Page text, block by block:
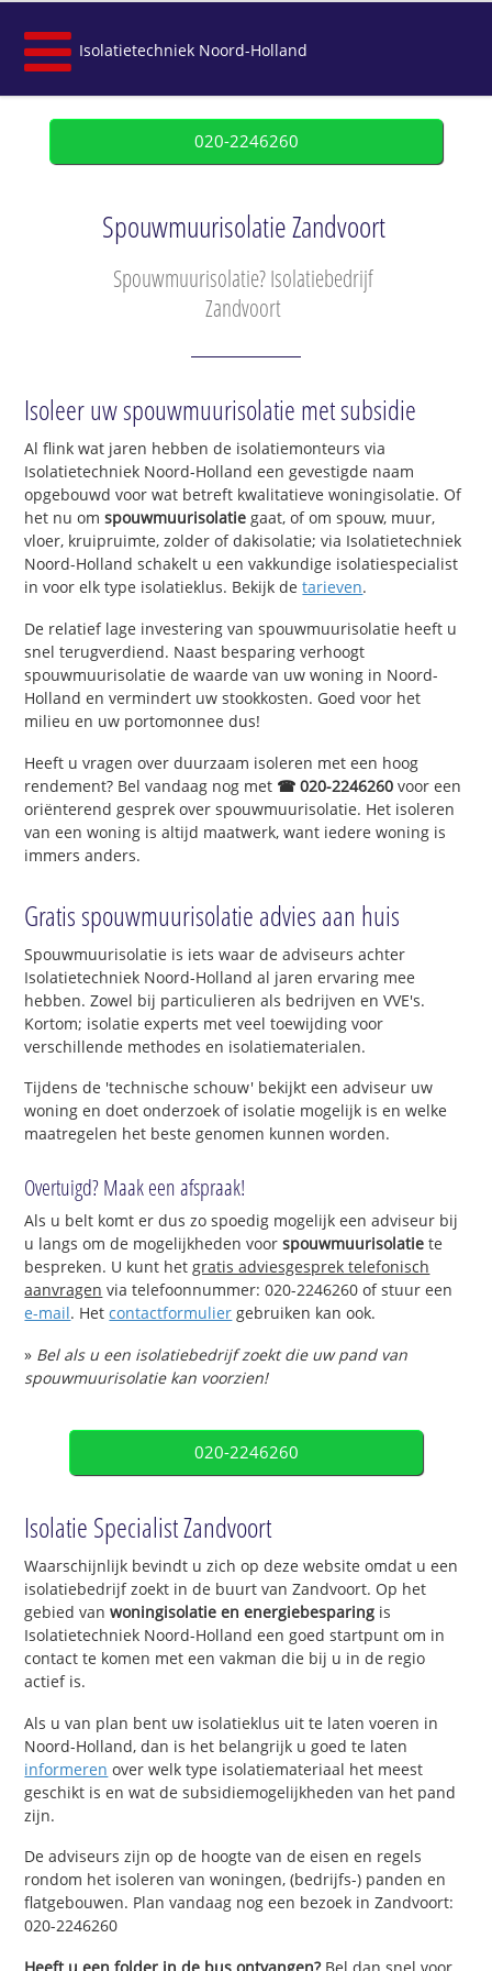
Isolatietechniek Noord-Holland
020-2246260
Spouwmuurisolatie Zandvoort
Spouwmuurisolatie? Isolatiebedrijf
Zandvoort
Isoleer uw spouwmuurisolatie met subsidie
Al flink wat jaren hebben de isolatiemonteurs via
Isolatietechniek Noord-Holland een gevestigde naam
opgebouwd voor wat betreft kwalitatieve woningisolatie. Of
het nu omspouwmuurisolatie gaat, of om spouw, muur,
vloer, kruipruimte, zolder of dakisolatie; via Isolatietechniek
Noord-Holland schakelt u een vakkundige isolatiespecialist
in voor elk type isolatieklus. Bekijk detarieven.
De relatief lage investering van spouwmuurisolatie heeft u
snel terugverdiend. Naast besparing verhoogt
spouwmuurisolatie de waarde van uw woning in Noord-
Holland en vermindert uw stookkosten. Goed voor het
milieu en uw portomonnee dus!
Heeft u vragen over duurzaam isoleren met een hoog
rendement? Bel vandaag nog met ☎ 020-2246260 voor een
oriënterend gesprek over spouwmuurisolatie. Het isoleren
van een woning is altijd maatwerk, want iedere woning is
immers anders.
Gratis spouwmuurisolatie advies aan huis
Spouwmuurisolatie is iets waar de adviseurs achter
Isolatietechniek Noord-Holland al jaren ervaring mee
hebben. Zowel bij particulieren als bedrijven en VVE's.
Kortom; isolatie experts met veel toewijding voor
verschillende methodes en isolatiematerialen.
Tijdens de 'technische schouw' bekijkt een adviseur uw
woning en doet onderzoek of isolatie mogelijk is en welke
maatregelen het beste genomen kunnen worden.
Overtuigd? Maak een afspraak!
Als u belt komt er dus zo spoedig mogelijk een adviseur bij
u langs om de mogelijkheden voorspouwmuurisolatie te
bespreken. U kunt hetgratis adviesgesprek telefonisch
aanvragen via telefoonnummer: 020-2246260 of stuur een
e-mail. Hetcontactformulier gebruiken kan ook.
» Bel als u een isolatiebedrijf zoekt die uw pand van
spouwmuurisolatie kan voorzien!
020-2246260
Isolatie Specialist Zandvoort
Waarschijnlijk bevindt u zich op deze website omdat u een
isolatiebedrijf zoekt in de buurt van Zandvoort. Op het
gebied vanwoningisolatie en energiebesparing is
Isolatietechniek Noord-Holland een goed startpunt om in
contact te komen met een vakman die bij u in de regio
actief is.
Als u van plan bent uw isolatieklus uit te laten voeren in
Noord-Holland, dan is het belangrijk u goed te laten
informeren over welk type isolatiemateriaal het meest
geschikt is en wat de subsidiemogelijkheden van het pand
zijn.
De adviseurs zijn op de hoogte van de eisen en regels
rondom het isoleren van woningen, (bedrijfs-) panden en
flatgebouwen. Plan vandaag nog een bezoek in Zandvoort:
020-2246260